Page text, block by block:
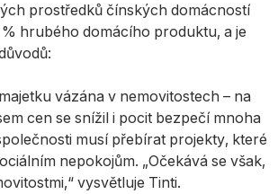
prostředků čínských domácností
hrubého domácího produktu, a je
vázána v nemovitostech – na
cen se snížil i pocit bezpečí mnoha
musí přebírat projekty, které
nepokojům. „Očekává se však,
vysvětluje Tinti.